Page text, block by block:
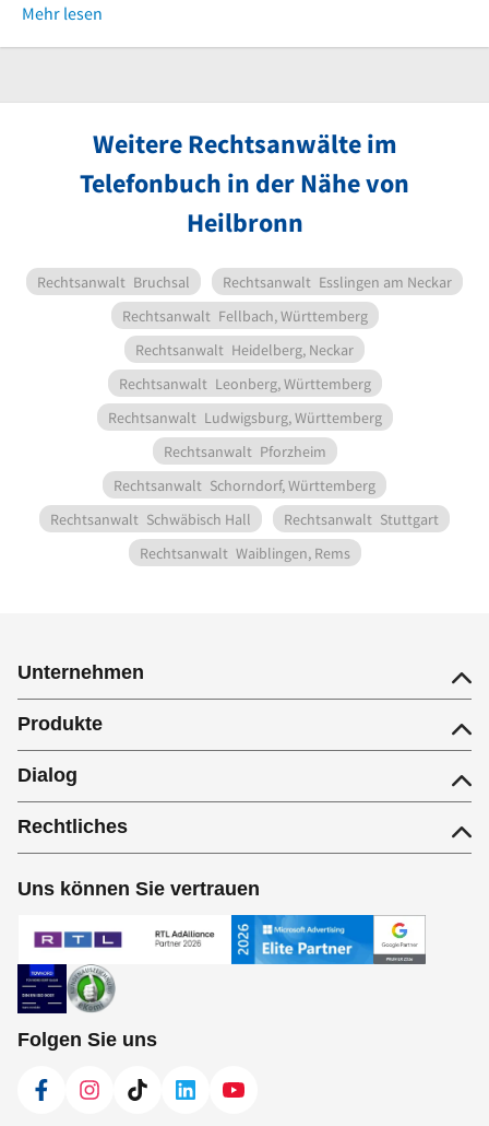
Mehr lesen
Weitere Rechtsanwälte im
Telefonbuch in der Nähe von
Heilbronn
Rechtsanwalt Bruchsal Rechtsanwalt Esslingen am Neckar
Rechtsanwalt Fellbach, Württemberg
Rechtsanwalt Heidelberg, Neckar
Rechtsanwalt Leonberg, Württemberg
Rechtsanwalt Ludwigsburg, Württemberg
Rechtsanwalt Pforzheim
Rechtsanwalt Schorndorf, Württemberg
Rechtsanwalt Schwäbisch Hall Rechtsanwalt Stuttgart
Rechtsanwalt Waiblingen, Rems
Unternehmen
Produkte
Dialog
Rechtliches
Uns können Sie vertrauen
Folgen Sie uns